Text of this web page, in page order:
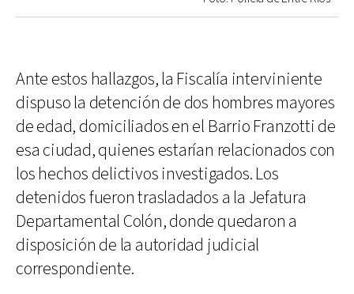
Ante estos hallazgos, la Fiscalía interviniente
dispuso la detención de dos hombres mayores
de edad, domiciliados en el Barrio Franzotti de
esa ciudad, quienes estarían relacionados con
los hechos delictivos investigados. Los
detenidos fueron trasladados a la Jefatura
Departamental Colón, donde quedaron a
disposición de la autoridad judicial
correspondiente.